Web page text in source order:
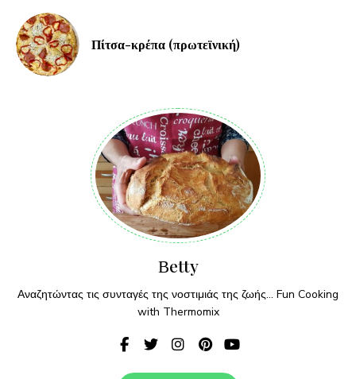
Πίτσα-κρέπα (πρωτεϊνική)
Βetty
Αναζητώντας τις συνταγές της νοστιμιάς της ζωής... Fun Cooking
with Thermomix